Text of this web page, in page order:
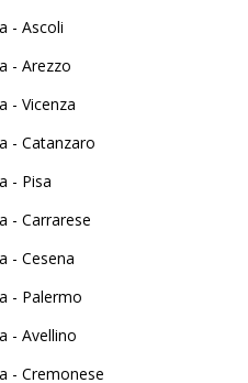
- Ascoli
- Arezzo
- Vicenza
- Catanzaro
- Pisa
- Carrarese
- Cesena
- Palermo
- Avellino
- Cremonese